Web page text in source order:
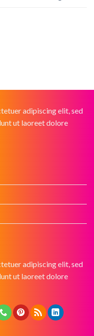
adipiscing elit, sed
ut laoreet dolore
adipiscing elit, sed
ut laoreet dolore